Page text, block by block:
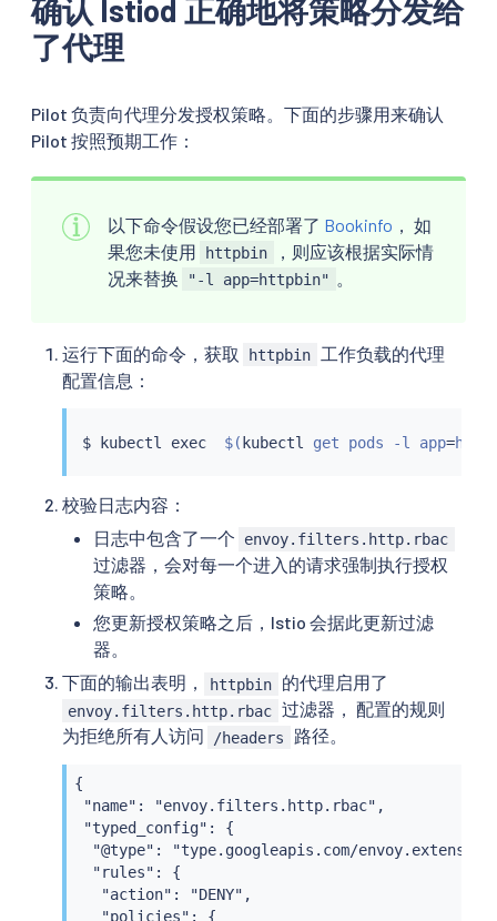
确认 Istiod 正确地将策略分发给
了代理
Pilot 负责向代理分发授权策略。下面的步骤用来确认
Pilot 按照预期工作：
以下命令假设您已经部署了 Bookinfo ， 如
果您未使用
httpbin
，则应该根据实际情
况来替换
"-l app=httpbin"
运行下面的命令，获取 httpbin
工作负载的代理
配置信息：
$ kubectl exec $(kubectl get pods -l app=
校验日志内容：
日志中包含了一个
envoy.filters.http.rbac
过滤器，会对每一个进入的请求强制执行授权
策略。
您更新授权策略之后，Istio 会据此更新过滤
器。
下面的输出表明，
httpbin 的代理启用了
envoy.filters.http.rbac 过滤器， 配置的规则
为拒绝所有人访问
/headers 路径。
{
"name": "envoy.filters.http.rbac",
"typed_config": {
"@type": "type.googleapis.com/
  "rules": {
   "action": "DENY",
   "policies": {